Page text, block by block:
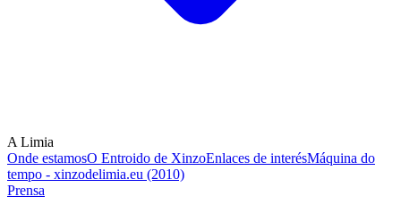
A Limia
Onde estamosO Entroido de XinzoEnlaces de interésMáquina do
tempo - xinzodelimia.eu (2010)
Prensa